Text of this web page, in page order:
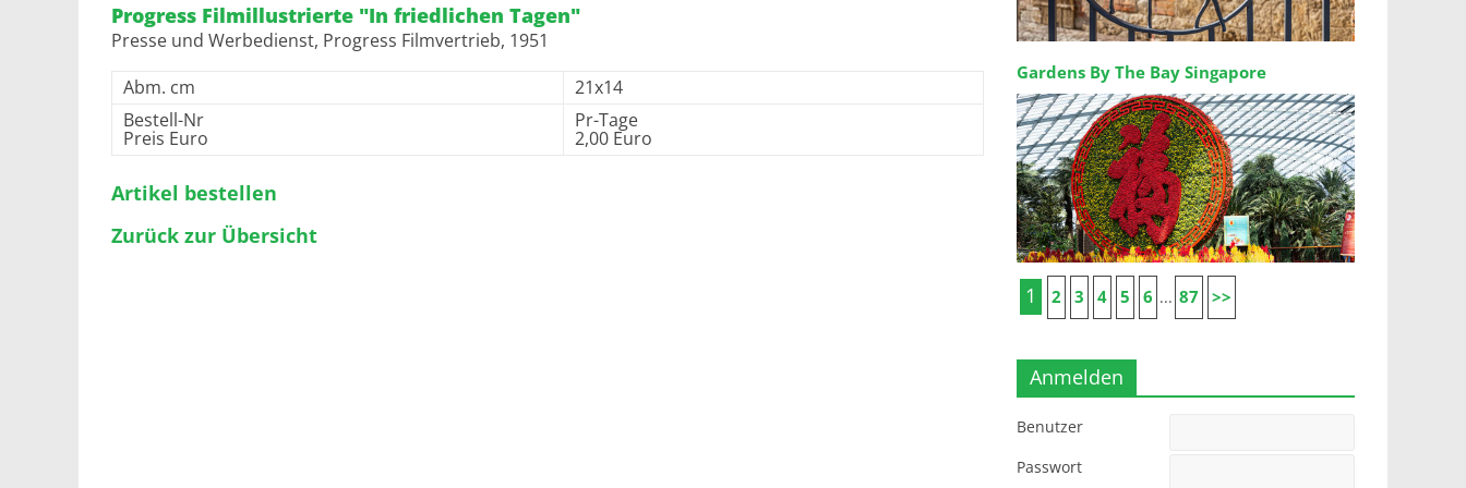
Progress Filmillustrierte "In friedlichen Tagen"
Presse und Werbedienst, Progress Filmvertrieb, 1951
Abm. cm
21x14
Bestell-Nr
Preis Euro
Pr-Tage
2,00 Euro
Artikel bestellen
Zurück zur Übersicht
Gardens By The Bay Singapore
1 2 3 4 5 6 ... 87 >>
Anmelden
Benutzer
Passwort